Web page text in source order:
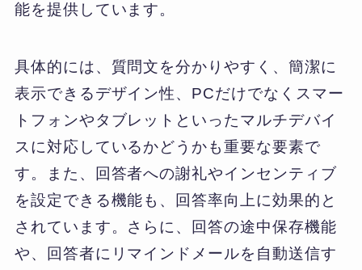
能を提供しています。
具体的には、質問文を分かりやすく、簡潔に
表示できるデザイン性、PCだけでなくスマー
トフォンやタブレットといったマルチデバイ
スに対応しているかどうかも重要な要素で
す。また、回答者への謝礼やインセンティブ
を設定できる機能も、回答率向上に効果的と
されています。さらに、回答の途中保存機能
や、回答者にリマインドメールを自動送信す